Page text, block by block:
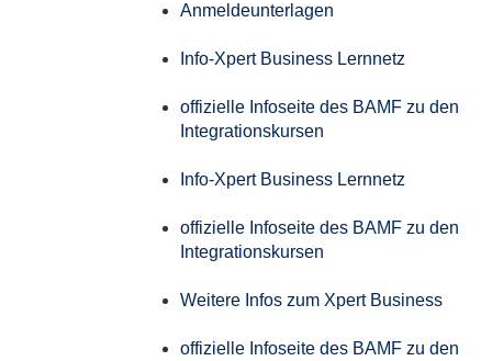
Anmeldeunterlagen
Info-Xpert Business Lernnetz
offizielle Infoseite des BAMF zu den
Integrationskursen
Info-Xpert Business Lernnetz
offizielle Infoseite des BAMF zu den
Integrationskursen
Weitere Infos zum Xpert Business
offizielle Infoseite des BAMF zu den